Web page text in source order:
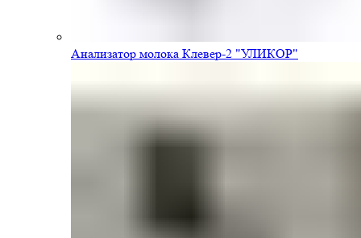
Анализатор молока Клевер-2 "УЛИКОР"